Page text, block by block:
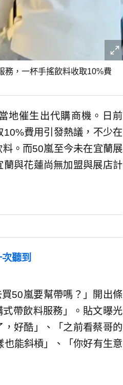
務，一杯手搖飲料收取10%費
地催生出代購商機。日前
費用引發熱議，不少在
。而50嵐至今未在宜蘭展
與花蓮尚無加盟與展店計
聽到
50嵐要幫帶嗎？」開出條
帶飲料服務」。貼文曝光
好酷」、「之前看蔡哥的
能斜槓」、「你好有生意